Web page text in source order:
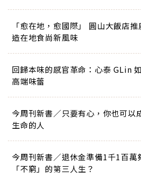
「愈在地，愈國際」 圓山大飯店
造在地食尚新風味
回歸本味的感官革命：心泰 GLin
高端味蕾
今周刊新書／只要有心，你也可以
生命的人
今周刊新書／退休金準備1千1百萬
「不窮」的第三人生？